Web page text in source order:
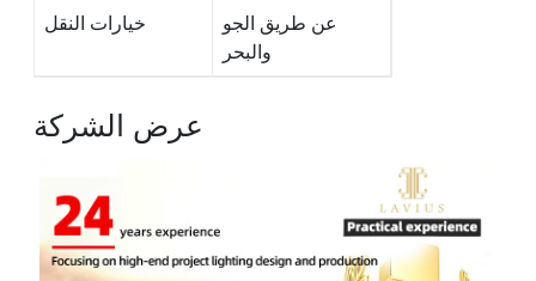
خيارات النقل
عن طريق الجو
والبحر
عرض الشركة